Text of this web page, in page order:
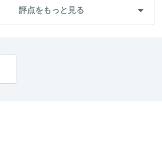
評点をもっと見る
3.0